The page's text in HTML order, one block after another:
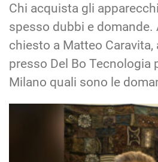
Chi acquista gli
spesso dubbi e domande.
chiesto a Matteo
presso Del Bo Tecnologia
Milano quali sono le